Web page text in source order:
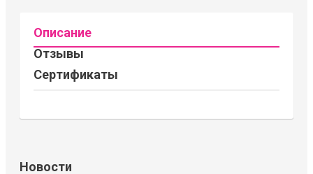
Описание
Отзывы
Сертификаты
Новости